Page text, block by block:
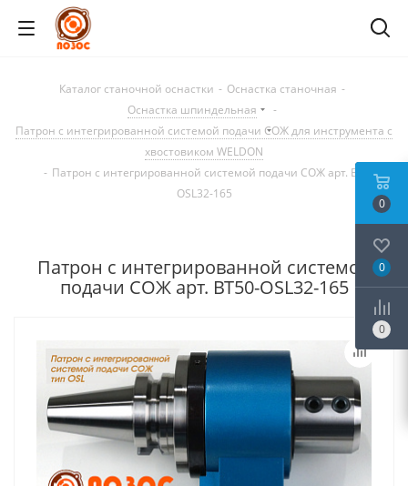
Каталог станочной оснастки - Оснастка станочная -
Оснастка шпиндельная
-
Патрон с интегрированной системой подачи СОЖ для инструмента с
хвостовиком WELDON
- Патрон с интегрированной системой подачи СОЖ арт. BT50-
OSL32-165
Патрон с интегрированной системой
подачи СОЖ арт. BT50-OSL32-165
0
0
0